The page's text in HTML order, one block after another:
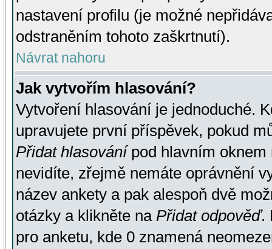
nastavení profilu (je možné
odstraněním tohoto zaškrtnutí).
Návrat nahoru
Jak vytvořím hlasování?
Vytvoření hlasování je jednoduché.
upravujete první příspěvek, pokud
Přidat hlasovánípod hlavním oknem
nevidíte, zřejmě nemáte oprávnění
název ankety a pak alespoň dvě
otázky a klikněte na Přidat odpověď.
pro anketu, kde 0 znamená